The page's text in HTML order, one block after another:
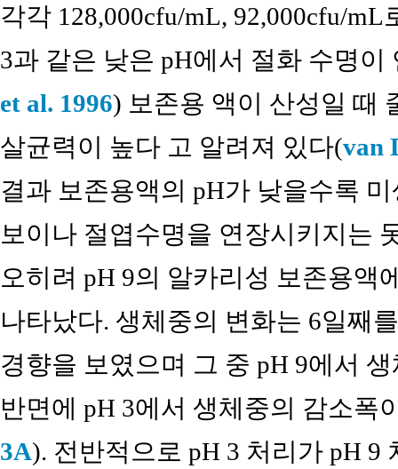
각각 128,000cfu/mL, 92,000cfu/
3과 같은 낮은 pH에서 절화 수명이
et al. 1996) 보존용 액이 산성일 때
살균력이 높다 고 알려져 있다(van
결과 보존용액의 pH가 낮을수록
보이나 절엽수명을 연장시키지는
오히려 pH 9의 알카리성 보존용액
나타났다. 생체중의 변화는 6일째
경향을 보였으며 그 중 pH 9에서
반면에 pH 3에서 생체중의 감소폭
3A). 전반적으로 pH 3 처리가 pH 9